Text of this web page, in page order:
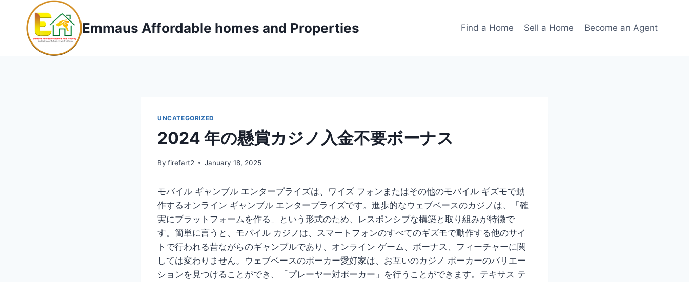
content
Emmaus Affordable homes and Properties Find a Home Sell a Home Become an Agent
UNCATEGORIZED
2024 年の懸賞カジノ入金不要ボーナス
By firefart2 January 18, 2025
モバイル ギャンブル エンタープライズは、ワイズ フォンまたはその他のモバイル ギズモで動
作するオンライン ギャンブル エンタープライズです。進歩的なウェブベースのカジノは、「確
実にプラットフォームを作る」という形式のため、レスポンシブな構築と取り組みが特徴で
す。簡単に言うと、モバイル カジノは、スマートフォンのすべてのギズモで動作する他のサイ
トで行われる昔ながらのギャンブルであり、オンライン ゲーム、ボーナス、フィーチャーに関
しては変わりません。ウェブベースのポーカー愛好家は、お互いのカジノ ポーカーのバリエー
ションを見つけることができ、「プレーヤー対ポーカー」を行うことができます。テキサス テ